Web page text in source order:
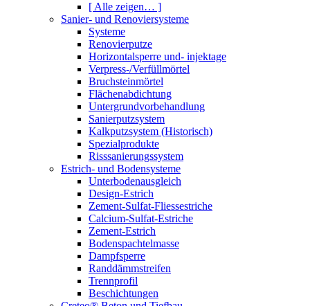
[ Alle zeigen… ]
Sanier- und Renoviersysteme
Systeme
Renovierputze
Horizontalsperre und- injektage
Verpress-/Verfüllmörtel
Bruchsteinmörtel
Flächenabdichtung
Untergrundvorbehandlung
Sanierputzsystem
Kalkputzsystem (Historisch)
Spezialprodukte
Risssanierungssystem
Estrich- und Bodensysteme
Unterbodenausgleich
Design-Estrich
Zement-Sulfat-Fliessestriche
Calcium-Sulfat-Estriche
Zement-Estrich
Bodenspachtelmasse
Dampfsperre
Randdämmstreifen
Trennprofil
Beschichtungen